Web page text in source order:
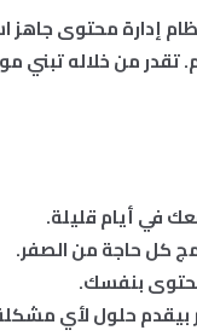
تقدر من خلاله
في أيام قليلة.
كل حاجة من الصفر.
بنفسك.
بيقدم حلول لأي